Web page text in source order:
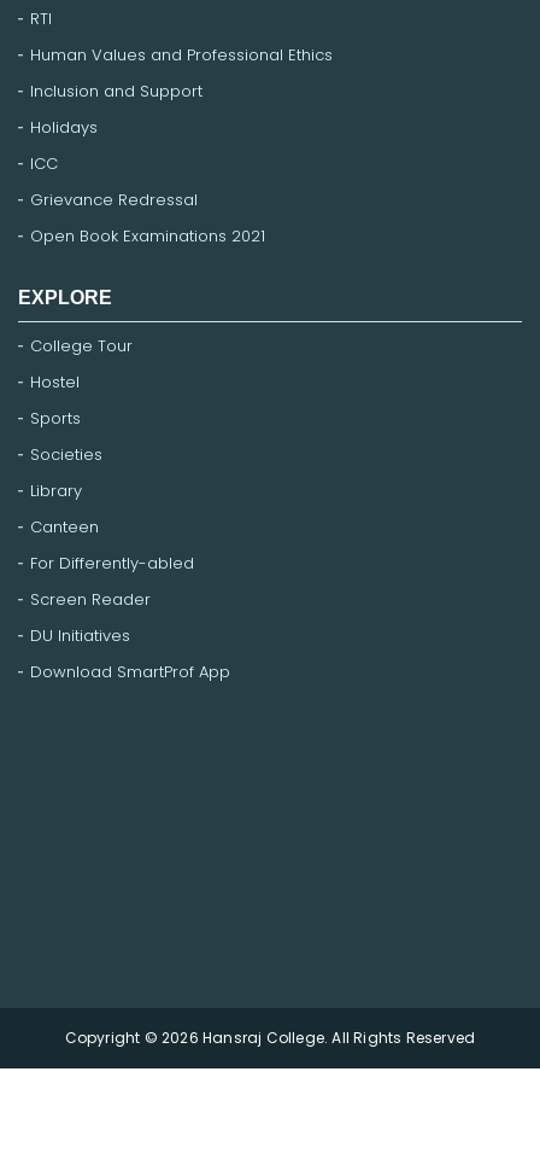
RTI
Human Values and Professional Ethics
Inclusion and Support
Holidays
ICC
Grievance Redressal
Open Book Examinations 2021
EXPLORE
College Tour
Hostel
Sports
Societies
Library
Canteen
For Differently-abled
Screen Reader
DU Initiatives
Download SmartProf App
Copyright © 2026 Hansraj College. All Rights Reserved